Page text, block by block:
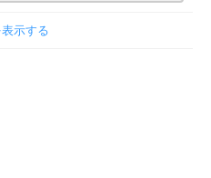
示する